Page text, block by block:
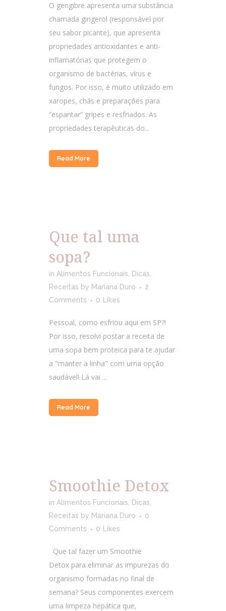
O gengibre apresenta uma substância
chamada gingerol (responsável por
seu sabor picante), que apresenta
propriedades antioxidantes e anti-
inflamatórias que protegem o
organismo de bactérias, vírus e
fungos. Por isso, é muito utilizado em
xaropes, chás e preparações para
“espantar” gripes e resfriados. As
propriedades terapêuticas do...
Read More
Que tal uma
sopa?
in Alimentos Funcionais Dicas
Receitas by Mariana Duro
2
Comments
0 Likes
Pessoal, como esfriou aqui em SP?!
Por isso, resolvi postar a receita de
uma sopa bem proteica para te ajudar
a "manter a linha" com uma opção
saudável! Lá vai ...
Read More
Smoothie Detox
in Alimentos Funcionais Dicas
Receitas by Mariana Duro
0
Comments
0 Likes
Que tal fazer um Smoothie
Detox para eliminar as impurezas do
organismo formadas no final de
semana? Seus componentes exercem
uma limpeza hepática que,